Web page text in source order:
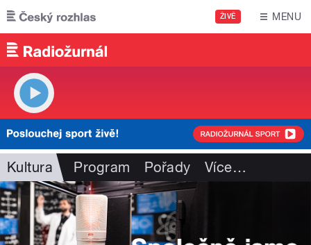
Přejít k hlavnímu obsahu
ŽIVĚ MENU
Kultura Program Pořady Více…